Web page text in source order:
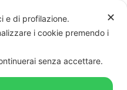
✕
e di profilazione.
i cookie premendo i
senza accettare.